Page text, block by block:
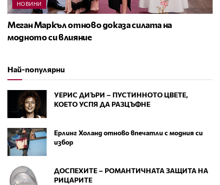
НОВИНИ
Меган Маркъл отново доказа силата на
модното си влияние
Най-популярни
УЕРИС ДИЪРИ – ПУСТИННОТО ЦВЕТЕ,
КОЕТО УСПЯ ДА РАЗЦЪФНЕ
Ерлинг Холанд отново впечатли с модния си
избор
ДОСПЕХИТЕ – РОМАНТИЧНАТА ЗАЩИТА НА
РИЦАРИТЕ